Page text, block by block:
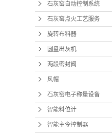
石灰窑自动控制系统
石灰窑点火工艺服务
旋转布料器
圆盘出灰机
两段密封阀
风帽
石灰窑电子称量设备
智能料位计
智能主令控制器